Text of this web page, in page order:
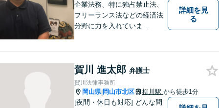
企業法務、特に独占禁止法、
フリーランス法などの経済法
分野に力を入れていま
詳細を見
る
賀川 進太郎 弁護士
賀川法律事務所
岡山県|岡山市北区 柳川駅 から徒歩1分
[夜間・休日も対応] どんな問